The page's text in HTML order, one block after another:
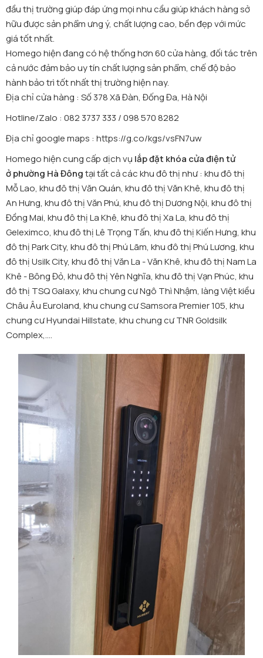
đầu thị trường giúp đáp ứng mọi nhu cầu giúp khách hàng sở
hữu được sản phẩm ưng ý, chất lượng cao, bền đẹp với mức
giá tốt nhất.
Homego hiện đang có hệ thống hơn 60 cửa hàng, đối tác trên
cả nước đảm bảo uy tín chất lượng sản phẩm, chế độ bảo
hành bảo trì tốt nhất thị trường hiện nay.
Địa chỉ cửa hàng : Số 378 Xã Đàn, Đống Đa, Hà Nội
Hotline/Zalo : 082 3737 333 / 098 570 8282
Địa chỉ google maps : https://g.co/kgs/vsFN7uw
Homego hiện cung cấp dịch vụ lắp đặt khóa cửa điện tử
ở phường Hà Đôngtại tất cả các khu đô thị như : khu đô thị
Mỗ Lao, khu đô thị Văn Quán, khu đô thị Văn Khê, khu đô thị
An Hưng, khu đô thị Văn Phú, khu đô thị Dương Nội, khu đô thị
Đồng Mai, khu đô thị La Khê, khu đô thị Xa La, khu đô thị
Geleximco, khu đô thị Lê Trọng Tấn, khu đô thị Kiến Hưng, khu
đô thị Park City, khu đô thị Phú Lãm, khu đô thị Phú Lương, khu
đô thị Usilk City, khu đô thị Văn La - Văn Khê, khu đô thị Nam La
Khê - Bông Đỏ, khu đô thị Yên Nghĩa, khu đô thị Vạn Phúc, khu
đô thị TSQ Galaxy, khu chung cư Ngô Thì Nhậm, làng Việt kiều
Châu Âu Euroland, khu chung cư Samsora Premier 105, khu
chung cư Hyundai Hillstate, khu chung cư TNR Goldsilk
Complex,....